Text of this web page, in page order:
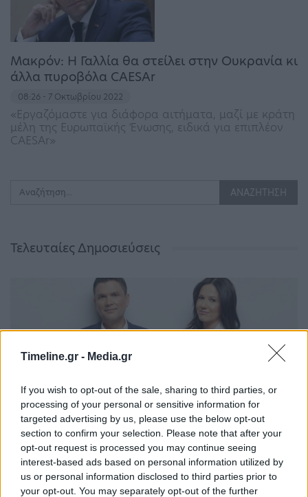
Timeline.gr - Media.gr
If you wish to opt-out of the sale, sharing to third parties, or
processing of your personal or sensitive information for
targeted advertising by us, please use the below opt-out
section to confirm your selection. Please note that after your
opt-out request is processed you may continue seeing
interest-based ads based on personal information utilized by
us or personal information disclosed to third parties prior to
your opt-out. You may separately opt-out of the further
Μακρόν: Η Γαλλία θα στείλει στην Ουκρανία κι
άλλα πυροβόλα CAESAr
08:26 - 7 Οκτωβρίου 2022
«Εργαζόμαστε για διάφορα αιτήματα, μαζί με κράτη
μέλη της Ευρωπαϊκής Ένωσης, ειδικά για επιπλέον
CAESAr»
Τελευταίες Δημοσιεύσεις
Σε νέα ώρα το «Mega
Σαββατοκύριακο»